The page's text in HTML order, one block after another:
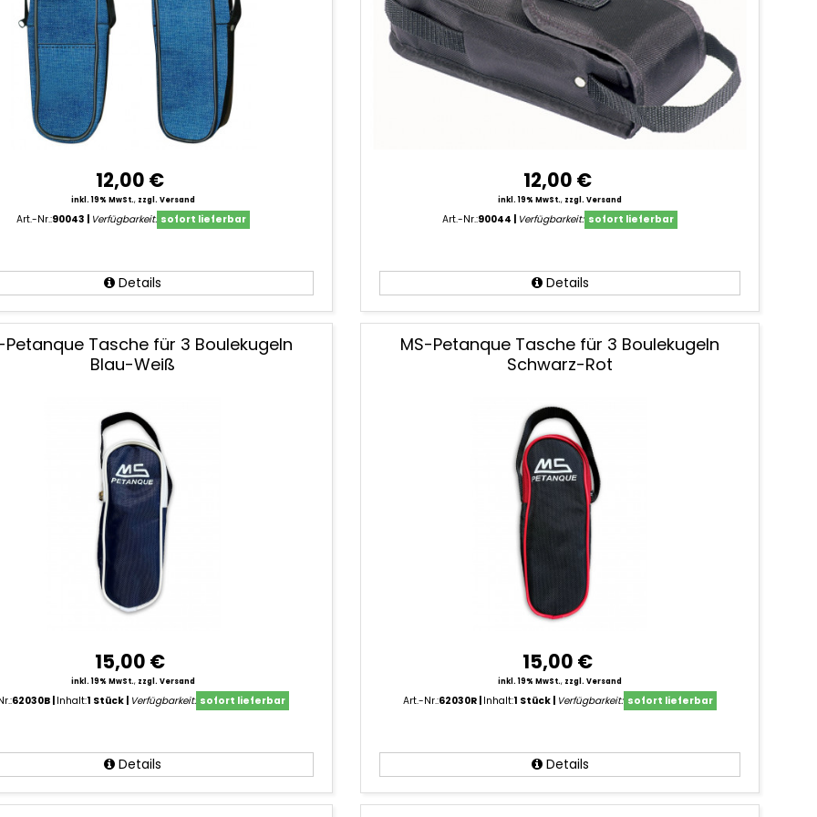
12,00 €
inkl. 19% MwSt., zzgl. Versand
Art.-Nr.:90043 Verfügbarkeit: sofort lieferbar
Details
12,00 €
inkl. 19% MwSt., zzgl. Versand
Art.-Nr.:90044 Verfügbarkeit: sofort lieferbar
Details
Petanque Tasche für 3 Boulekugeln
Blau-Weiß
15,00 €
inkl. 19% MwSt., zzgl. Versand
62030B Inhalt:1 Stück Verfügbarkeit: sofort lieferbar
Details
MS-Petanque Tasche für 3 Boulekugeln
Schwarz-Rot
15,00 €
inkl. 19% MwSt., zzgl. Versand
Art.-Nr.:62030R Inhalt:1 Stück Verfügbarkeit: sofort lieferbar
Details